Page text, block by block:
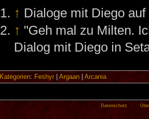
↑ Dialoge mit Diego
↑ "Geh mal zu Milten.
Dialog mit Diego in
Kategorien: Feshyr| Argaan| Arcania
Datenschutz